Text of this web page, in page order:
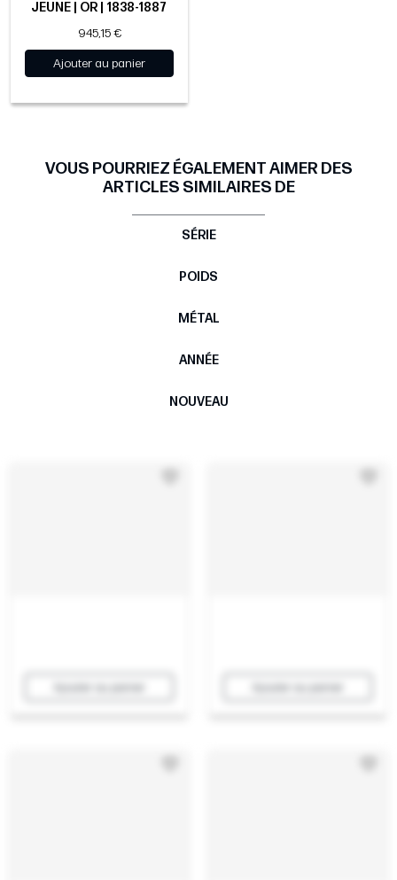
JEUNE | OR | 1838-1887
945,15 €
Ajouter au panier
VOUS POURRIEZ ÉGALEMENT AIMER DES
ARTICLES SIMILAIRES DE
SÉRIE
POIDS
MÉTAL
ANNÉE
NOUVEAU